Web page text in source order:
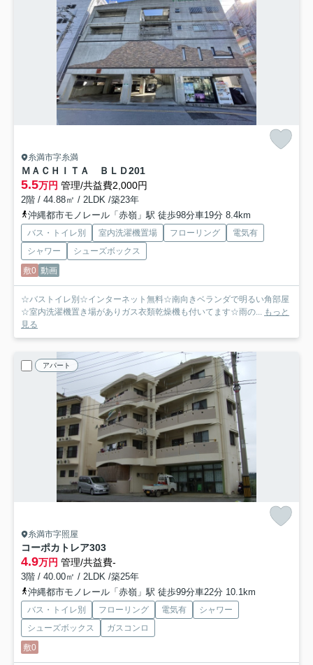
糸満市字糸満
ＭＡＣＨＩＴＡ ＢＬＤ201
5.5万円 管理/共益費2,000円
2階 / 44.88㎡ / 2LDK /築23年
沖縄都市モノレール「赤嶺」駅 徒歩98分車19分 8.4km
バス・トイレ別 室内洗濯機置場 フローリング
電気有
シャワー
シューズボックス
敷0 動画
☆バストイレ別☆インターネット無料☆南向きベランダで明るい角部屋
☆室内洗濯機置き場がありガス衣類乾燥機も付いてます☆雨の... もっと
見る
アパート
糸満市字照屋
コーポカトレア303
4.9万円 管理/共益費-
3階 / 40.00㎡ / 2LDK /築25年
沖縄都市モノレール「赤嶺」駅 徒歩99分車22分 10.1km
バス・トイレ別 フローリング 電気有
シャワー
シューズボックス
ガスコンロ
敷0